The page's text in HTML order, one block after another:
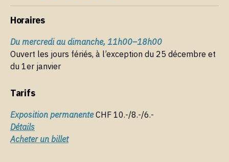
de
de
de
de
Horaires
Du mercredi au dimanche, 11h00–18h00
Ouvert les jours fériés, à l’exception du 25 décembre et
du 1er janvier
Tarifs
Exposition permanenteCHF 10.-/8.-/6.-
Détails
Acheter un billet